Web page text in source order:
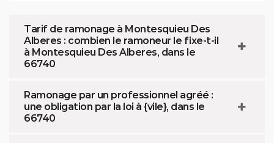
Tarif de ramonage à Montesquieu Des
Alberes : combien le ramoneur le fixe-t-il
à Montesquieu Des Alberes, dans le
66740
Ramonage par un professionnel agréé :
une obligation par la loi à {vile}, dans le
66740